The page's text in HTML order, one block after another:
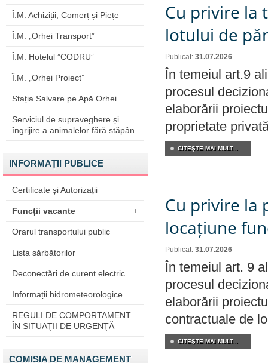
Î.M. Achiziții, Comerț și Piețe
Î.M. „Orhei Transport”
Î.M. Hotelul ”CODRU”
Î.M. „Orhei Proiect”
Stația Salvare pe Apă Orhei
Serviciul de supraveghere și
îngrijire a animalelor fără stăpân
INFORMAȚII PUBLICE
Certificate și Autorizații
Funcții vacante +
Orarul transportului public
Lista sărbătorilor
Deconectări de curent electric
Informații hidrometeorologice
REGULI DE COMPORTAMENT
ÎN SITUAŢII DE URGENŢĂ
COMISIA DE MANAGEMENT
Cu privire la
lotului de
Publicat: 31.07.2026
În temeiul art.9
procesul
elaborării
proprietate
CITEŞTE MAI MULT...
Cu privire la
locațiune
Publicat: 31.07.2026
În temeiul art. 9
procesul
elaborării
contractuale de
CITEŞTE MAI MULT...